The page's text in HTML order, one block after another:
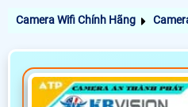
Camera Wifi Chính Hãng